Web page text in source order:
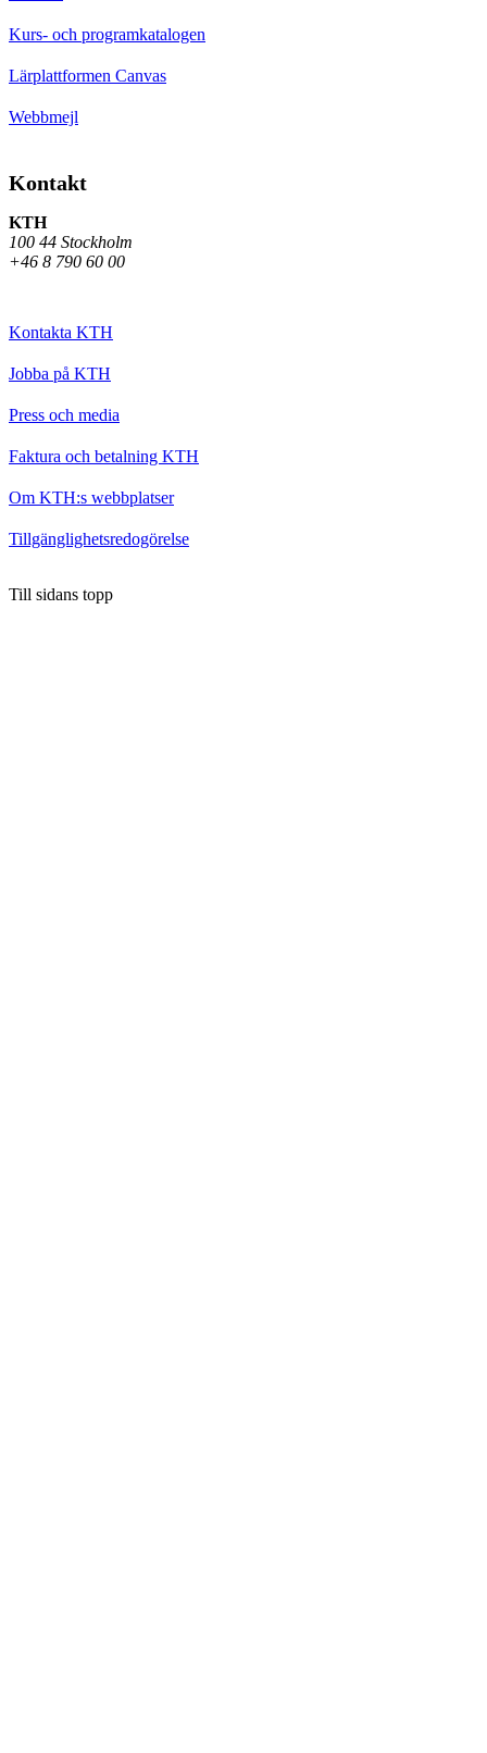
Kurs- och programkatalogen
Lärplattformen Canvas
Webbmejl
Kontakt
KTH
100 44 Stockholm
+46 8 790 60 00
Kontakta KTH
Jobba på KTH
Press och media
Faktura och betalning KTH
Om KTH:s webbplatser
Tillgänglighetsredogörelse
Till sidans topp